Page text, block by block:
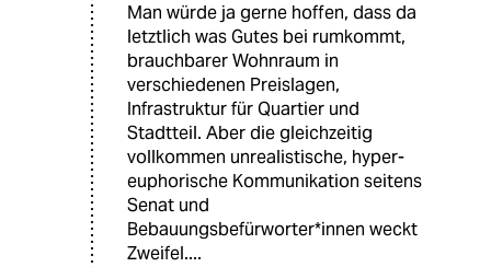
Man würde ja gerne hoffen, dass da
letztlich was Gutes bei rumkommt,
brauchbarer Wohnraum in
verschiedenen Preislagen,
Infrastruktur für Quartier und
Stadtteil. Aber die gleichzeitig
vollkommen unrealistische, hyper-
euphorische Kommunikation seitens
Senat und
Bebauungsbefürworter*innen weckt
Zweifel....